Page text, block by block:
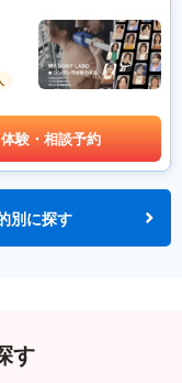
体験・相談予約
別に探す
す